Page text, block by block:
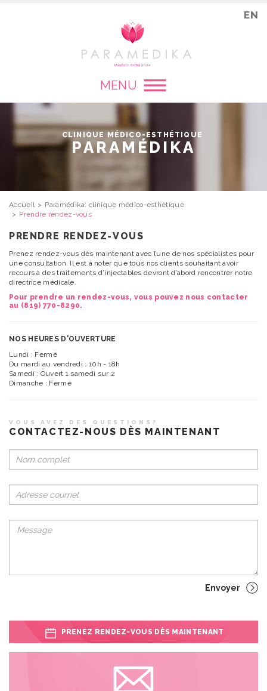
EN
MENU
CLINIQUE MÉDICO-ESTHÉTIQUE
PARAMÉDIKA
Accueil
Paramédika: clinique médico-esthétique
Prendre rendez-vous
PRENDRE RENDEZ-VOUS
Prenez rendez-vous dès maintenant avec l’une de nos spécialistes pour
une consultation. Il est à noter que tous nos clients souhaitant avoir
recours à des traitements d’injectables devront d’abord rencontrer notre
directrice médicale.
Pour prendre un rendez-vous, vous pouvez nous contacter
au (819) 770-8290.
NOS HEURES D'OUVERTURE
Lundi : Fermé
Du mardi au vendredi : 10h - 18h
Samedi : Ouvert 1 samedi sur 2
Dimanche : Fermé
VOUS AVEZ DES QUESTIONS?
CONTACTEZ-NOUS DÈS MAINTENANT
PRENEZ RENDEZ-VOUS DÈS MAINTENANT